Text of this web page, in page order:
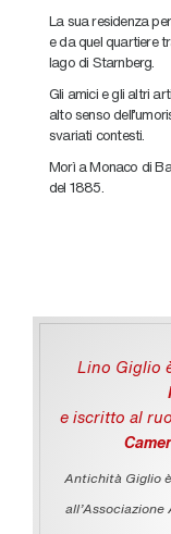
La sua residenza
e da quel quartiere
lago di Starnberg.
Gli amici e gli altri
alto senso
svariati contesti.
Morì a Monaco di
del 1885.
Lino Giglio
e iscritto al
Antichità Giglio